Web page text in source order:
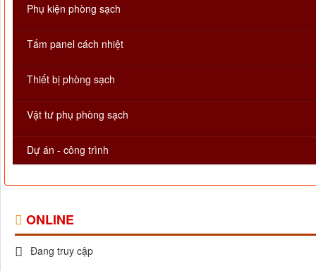
Phụ kiện phòng sạch
Tấm panel cách nhiệt
Thiết bị phòng sạch
Vật tư phụ phòng sạch
Dự án - công trình
ONLINE
Đang truy cập